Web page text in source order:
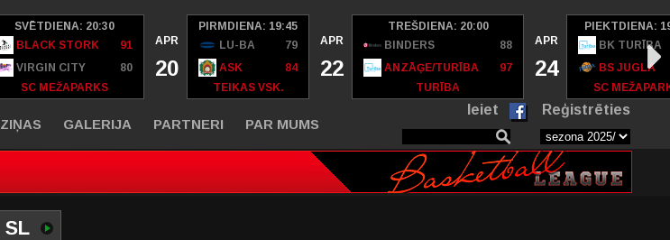
SVĒTDIENA: 20:30
BLACK STORK
91
VIRGIN CITY
80
SC MEŽAPARKS
APR
20
PIRMDIENA: 19:45
LU-BA
79
ASK
84
TEIKAS VSK.
APR
22
TREŠDIENA: 20:00
BINDERS
88
ANZĀĢE/TURĪBA
97
TURĪBA
APR
24
PIEKTDIENA:
BK TURĪBA
BS JUGLA
SC
ZIŅAS GALERIJA PARTNERI PAR MUMS
Ieiet Reģistrēties
SL